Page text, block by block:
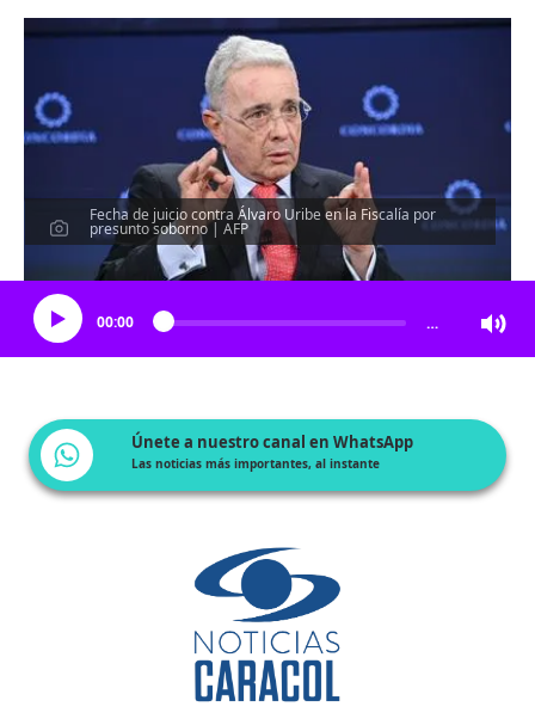
Fecha de juicio contra Álvaro Uribe en la Fiscalía por
presunto soborno | AFP
Escucha el artículo
00:00 …
Únete a nuestro canal en WhatsApp
Las noticias más importantes, al instante